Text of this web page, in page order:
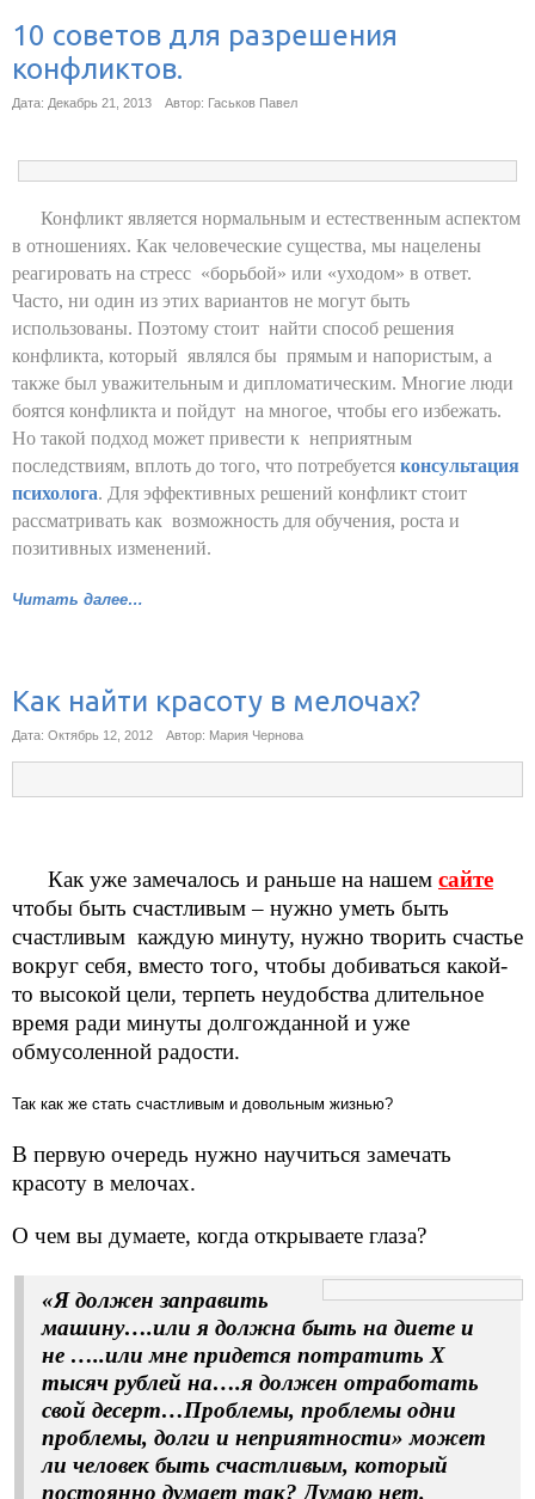
10 советов для разрешения
конфликтов.
Дата: Декабрь 21, 2013 Автор: Гаськов Павел
Конфликт является нормальным и естественным аспектом
в отношениях. Как человеческие существа, мы нацелены
реагировать на стресс «борьбой» или «уходом» в ответ.
Часто, ни один из этих вариантов не могут быть
использованы. Поэтому стоит найти способ решения
конфликта, который являлся бы прямым и напористым, а
также был уважительным и дипломатическим. Многие люди
боятся конфликта и пойдут на многое, чтобы его избежать.
Но такой подход может привести к неприятным
последствиям, вплоть до того, что потребуется консультация
психолога. Для эффективных решений конфликт стоит
рассматривать как возможность для обучения, роста и
позитивных изменений.
Читать далее…
Как найти красоту в мелочах?
Дата: Октябрь 12, 2012 Автор: Мария Чернова
Как уже замечалось и раньше на нашем сайте
чтобы быть счастливым – нужно уметь быть
счастливым каждую минуту, нужно творить счастье
вокруг себя, вместо того, чтобы добиваться какой-
то высокой цели, терпеть неудобства длительное
время ради минуты долгожданной и уже
обмусоленной радости.
Так как же стать счастливым и довольным жизнью?
В первую очередь нужно научиться замечать
красоту в мелочах.
О чем вы думаете, когда открываете глаза?
«Я должен заправить
машину….или я должна быть на диете и
не …..или мне придется потратить Х
тысяч рублей на….я должен отработать
свой десерт…Проблемы, проблемы одни
проблемы, долги и неприятности» может
ли человек быть счастливым, который
постоянно думает так? Думаю нет.